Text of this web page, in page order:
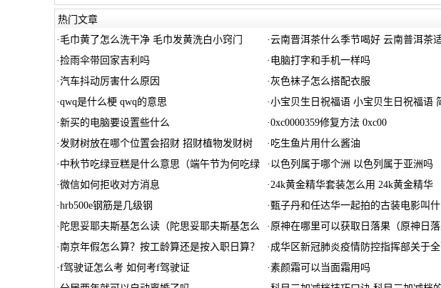
热门文章
· 毛巾黄了怎么洗干净 毛巾发黄洗白小窍门 ·云南晋洱茶什么季节喝好 云南普洱茶
·捡雨伞带回家吉利吗 · 电脑打字和手机一样吗
·汽车抖动厉害什么原因 ·灰色袜子怎么搭配衣服
·qwq是什么梗 qwq的意思 ·小宝贝生日祝福语 小宝贝生日祝福语
·新买的电脑要设置些什么 ·0xc0000359修复方法 0xc00
·发财树放在哪个位置会招财 招财植物发财树 · 吃生鱼片用什么酱油
· 中秋节吃绿豆糕是什么意思（端午节为何吃绿 · 以色列属于哪个洲 以色列属于亚洲吗
·微信如何拒收对方消息 ·24k黄金精华套装怎么用 24k黄金精华
·hrb500e钢筋是几级钢 · 甄子丹和任达华一起拍的古装电影叫
· 陀思妥耶夫斯基怎么读（陀思妥耶夫斯基怎么 · 原神在哪里可以获取日落果（原神日
·南京年假怎么算？按工龄算还是按入职日算？ · 成华区新冠肺炎疫情防控指挥部关于
·f驾驶证怎么考 如何考f驾驶证 ·素颜霜可以当面霜用吗